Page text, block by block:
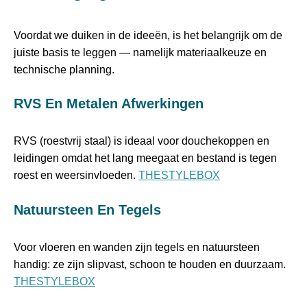
Voordat we duiken in de ideeën, is het belangrijk om de
juiste basis te leggen — namelijk materiaalkeuze en
technische planning.
RVS En Metalen Afwerkingen
RVS (roestvrij staal) is ideaal voor douchekoppen en
leidingen omdat het lang meegaat en bestand is tegen
roest en weersinvloeden. THESTYLEBOX
Natuursteen En Tegels
Voor vloeren en wanden zijn tegels en natuursteen
handig: ze zijn slipvast, schoon te houden en duurzaam.
THESTYLEBOX